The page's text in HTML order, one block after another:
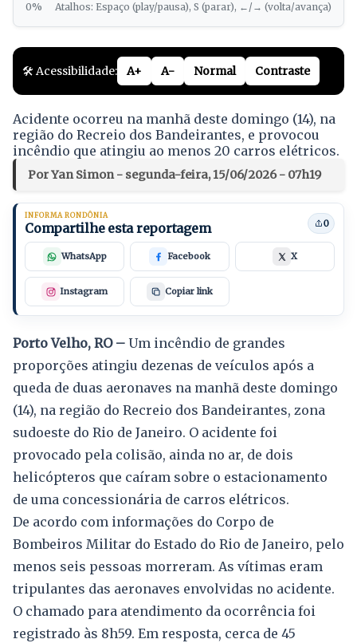
0% Atalhos: Espaço (play/pausa), S (parar), ←/→ (volta/avança)
🛠️ Acessibilidade: A+ A- Normal Contraste
Acidente ocorreu na manhã deste domingo (14), na
região do Recreio dos Bandeirantes, e provocou
incêndio que atingiu ao menos 20 carros elétricos.
Por Yan Simon - segunda-feira, 15/06/2026 - 07h19
INFORMA RONDÔNIA
Compartilhe esta reportagem 0
WhatsApp Facebook X
Instagram Copiar link
Porto Velho, RO – Um incêndio de grandes
proporções atingiu dezenas de veículos após a
queda de duas aeronaves na manhã deste domingo
(14), na região do Recreio dos Bandeirantes, zona
sudoeste do Rio de Janeiro. O acidente foi
provocado pela colisão, ainda no ar, de dois
helicópteros que caíram sobre o estacionamento
de uma concessionária de carros elétricos.
De acordo com informações do Corpo de
Bombeiros Militar do Estado do Rio de Janeiro, pelo
menos seis pessoas morreram. As vítimas eram
tripulantes das aeronaves envolvidas no acidente.
O chamado para atendimento da ocorrência foi
registrado às 8h59. Em resposta, cerca de 45